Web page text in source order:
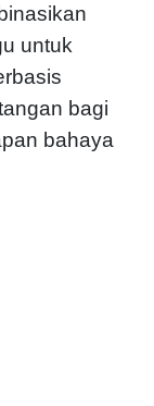
untuk
bagi
bahaya